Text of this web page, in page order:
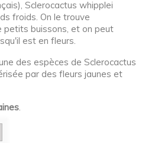
Sclerocactus whipplei
froids. On le trouve
petits buissons, et on peut
est en fleurs.
des espèces de Sclerocactus
par des fleurs jaunes et
.